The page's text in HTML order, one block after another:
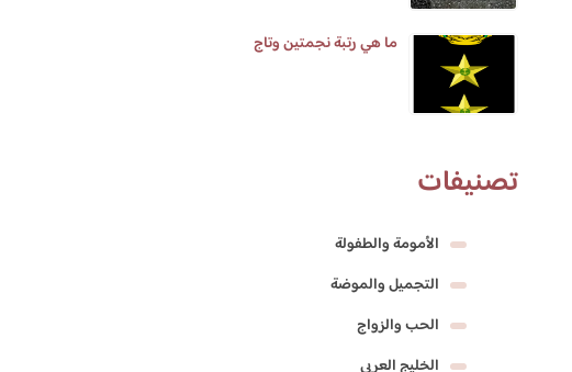
ما هي رتبة نجمتين وتاج
تصنيفات
الأمومة والطفولة
التجميل والموضة
الحب والزواج
الخليج العربي